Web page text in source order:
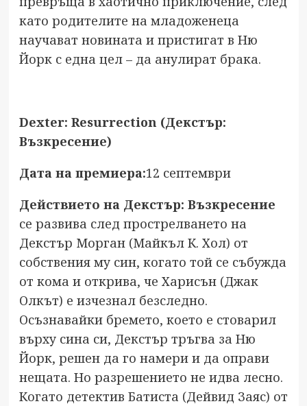
като родителите на младоженеца
научават новината и пристигат в Ню
Йорк с една цел – да анулират брака.
Dexter: Resurrection (Декстър:
Възкресение)
Дата на премиера:12 септември
Действието на Декстър: Възкресение
се развива след прострелването на
Декстър Морган (Майкъл К. Хол) от
собствения му син, когато той се събужда
от кома и открива, че Харисън (Джак
Олкът) е изчезнал безследно.
Осъзнавайки бремето, което е стоварил
върху сина си, Декстър тръгва за Ню
Йорк, решен да го намери и да оправи
нещата. Но разрешението не идва лесно.
Когато детектив Батиста (Дейвид Заяс) от